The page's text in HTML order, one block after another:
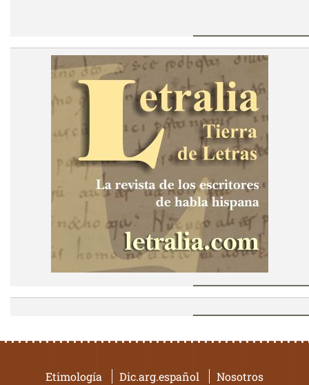
Etimología Dic.arg.español Nosotros